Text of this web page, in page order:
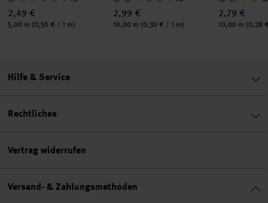
2,49 €
Inhalt:
5,00 m (0,50 € / 1 m)
2,99 €
Inhalt:
10,00 m (0,30 € / 1 m)
2,79 €
Inhalt:
10,00 m (0,28
Hilfe & Service
Rechtliches
Vertrag widerrufen
Versand- & Zahlungsmethoden